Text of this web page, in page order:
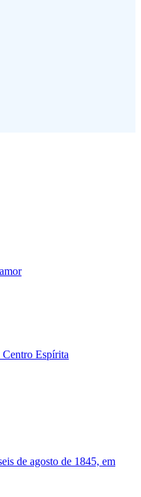
Espírita
de agosto de 1845, em